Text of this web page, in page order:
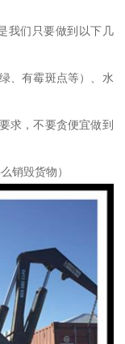
我们只要做到以下几
、有霉斑点等）、水
求，不要贪便宜做到
销毁货物）